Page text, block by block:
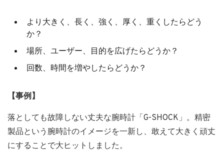
より大きく、長く、強く、厚く、重くしたらどう
か？
場所、ユーザー、目的を広げたらどうか？
回数、時間を増やしたらどうか？
【事例】
落としても故障しない丈夫な腕時計「G-SHOCK」。精密
製品という腕時計のイメージを一新し、敢えて大きく頑丈
にすることで大ヒットしました。